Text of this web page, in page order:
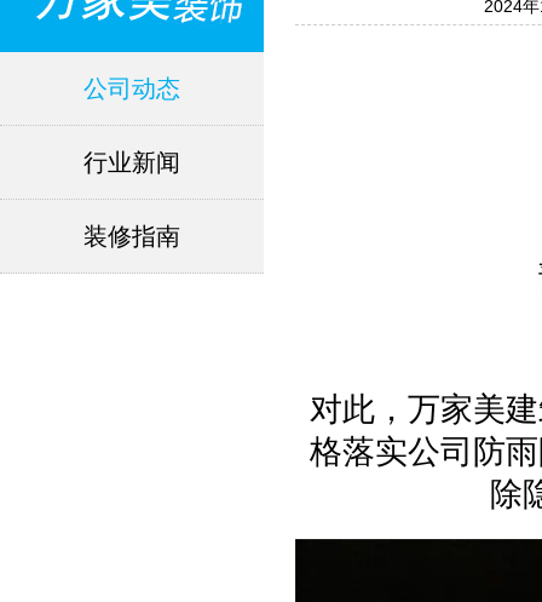
公司动态
行业新闻
装修指南
2024
对此，万家美
格落实公司防
除